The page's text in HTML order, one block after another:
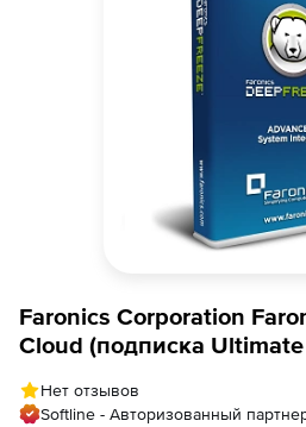
Faronics Corporation
Cloud (подписка
Нет отзывов
Softline - Авторизованный